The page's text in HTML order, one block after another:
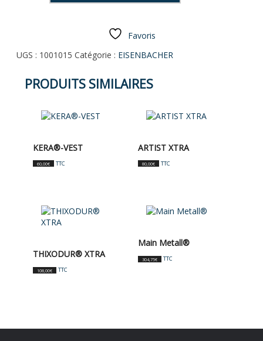
Favoris
UGS : 1001015 Catégorie : EISENBACHER
PRODUITS SIMILAIRES
KERA®-VEST
60,00€ TTC
ARTIST XTRA
80,00€ TTC
THIXODUR® XTRA
108,00€ TTC
Main Metall®
304,75€ TTC